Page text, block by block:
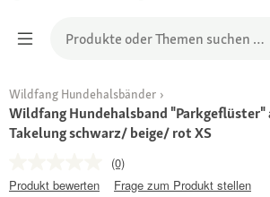
Wildfang Hundehalsbänder
Wildfang Hundehalsband "Parkgeflüster"
Takelung schwarz/ beige/ rot XS
(0)
Produkt bewerten
Frage zum Produkt stellen